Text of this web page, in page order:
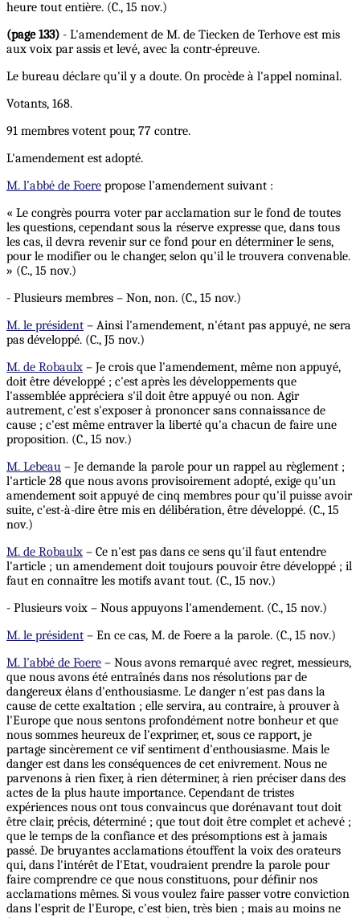
heure tout entière. (C., 15 nov.)
(page 133) - L'amendement de M. de Tiecken de Terhove est mis
aux voix par assis et levé, avec la contr-épreuve.
Le bureau déclare qu'il y a doute. On procède à l'appel nominal.
Votants, 168.
91 membres votent pour, 77 contre.
L'amendement est adopté.
M. l’abbé de Foere propose l’amendement suivant :
« Le congrès pourra voter par acclamation sur le fond de toutes
les questions, cependant sous la réserve expresse que, dans tous
les cas, il devra revenir sur ce fond pour en déterminer le sens,
pour le modifier ou le changer, selon qu'il le trouvera convenable.
» (C., 15 nov.)
- Plusieurs membres – Non, non. (C., 15 nov.)
M. le président – Ainsi l'amendement, n'étant pas appuyé, ne sera
pas développé. (C., J5 nov.)
M. de Robaulx – Je crois que l'amendement, même non appuyé,
doit être développé ; c'est après les développements que
l'assemblée appréciera s'il doit être appuyé ou non. Agir
autrement, c'est s'exposer à prononcer sans connaissance de
cause ; c'est même entraver la liberté qu'a chacun de faire une
proposition. (C., 15 nov.)
M. Lebeau – Je demande la parole pour un rappel au règlement ;
l'article 28 que nous avons provisoirement adopté, exige qu'un
amendement soit appuyé de cinq membres pour qu'il puisse avoir
suite, c'est-à-dire être mis en délibération, être développé. (C., 15
nov.)
M. de Robaulx – Ce n'est pas dans ce sens qu'il faut entendre
l'article ; un amendement doit toujours pouvoir être développé ; il
faut en connaître les motifs avant tout. (C., 15 nov.)
- Plusieurs voix – Nous appuyons l'amendement. (C., 15 nov.)
M. le président – En ce cas, M. de Foere a la parole. (C., 15 nov.)
M. l’abbé de Foere – Nous avons remarqué avec regret, messieurs,
que nous avons été entraînés dans nos résolutions par de
dangereux élans d'enthousiasme. Le danger n'est pas dans la
cause de cette exaltation ; elle servira, au contraire, à prouver à
l'Europe que nous sentons profondément notre bonheur et que
nous sommes heureux de l'exprimer, et, sous ce rapport, je
partage sincèrement ce vif sentiment d'enthousiasme. Mais le
danger est dans les conséquences de cet enivrement. Nous ne
parvenons à rien fixer, à rien déterminer, à rien préciser dans des
actes de la plus haute importance. Cependant de tristes
expériences nous ont tous convaincus que dorénavant tout doit
être clair, précis, déterminé ; que tout doit être complet et achevé ;
que le temps de la confiance et des présomptions est à jamais
passé. De bruyantes acclamations étouffent la voix des orateurs
qui, dans l'intérêt de l'Etat, voudraient prendre la parole pour
faire comprendre ce que nous constituons, pour définir nos
acclamations mêmes. Si vous voulez faire passer votre conviction
dans l'esprit de l'Europe, c'est bien, très bien ; mais au moins ne